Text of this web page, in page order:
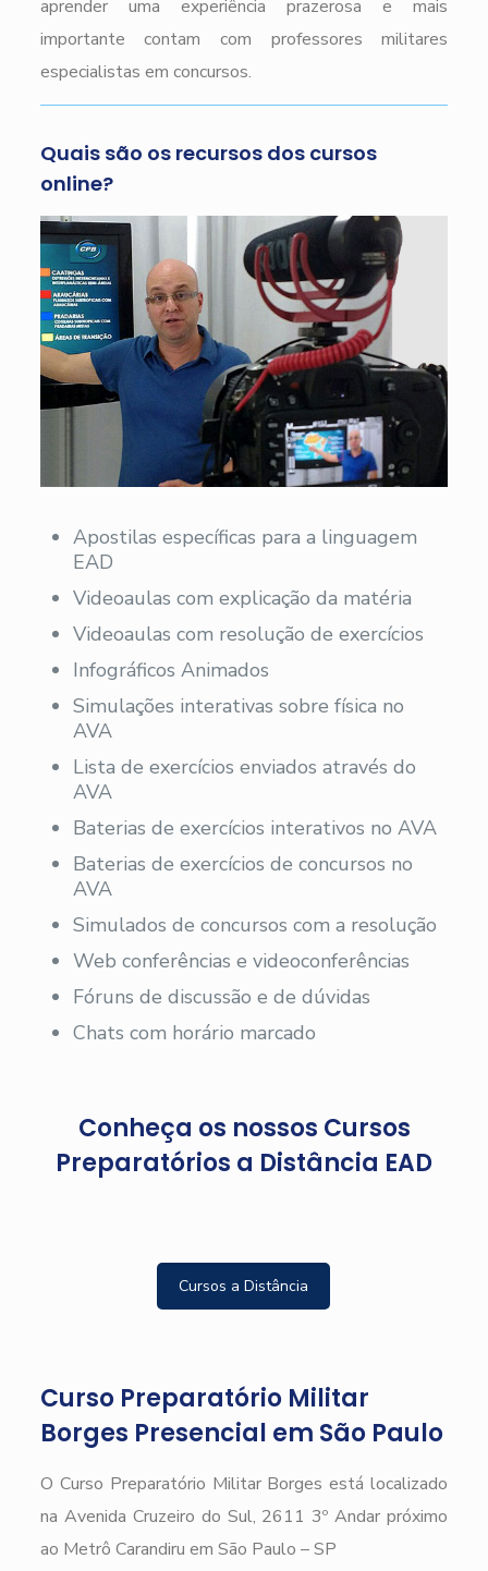
aprender uma experiência prazerosa e mais
importante contam com professores militares
especialistas em concursos.
Quais são os recursos dos cursos
online?
Apostilas específicas para a linguagem
EAD
Videoaulas com explicação da matéria
Videoaulas com resolução de exercícios
Infográficos Animados
Simulações interativas sobre física no
AVA
Lista de exercícios enviados através do
AVA
Baterias de exercícios interativos no AVA
Baterias de exercícios de concursos no
AVA
Simulados de concursos com a resolução
Web conferências e videoconferências
Fóruns de discussão e de dúvidas
Chats com horário marcado
Conheça os nossos Cursos
Preparatórios a Distância EAD
Cursos a Distância
Curso Preparatório Militar
Borges Presencial em São Paulo
O Curso Preparatório Militar Borges está localizado
na Avenida Cruzeiro do Sul, 2611 3º Andar próximo
ao Metrô Carandiru em São Paulo – SP